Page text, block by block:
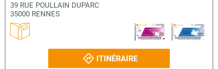
39 RUE POULLAIN DUPARC
35000 RENNES
ITINÉRAIRE